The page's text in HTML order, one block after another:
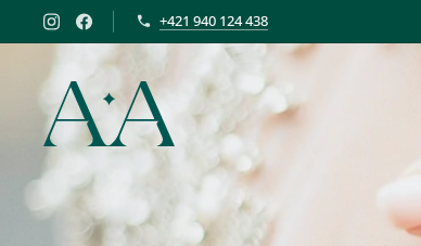
+421 940 124 438